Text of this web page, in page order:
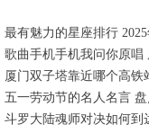
最有魅力的星座排行
歌曲手机手机我问你原唱
厦门双子塔靠近哪个高铁
五一劳动节的名人名言
斗罗大陆魂师对决如何到